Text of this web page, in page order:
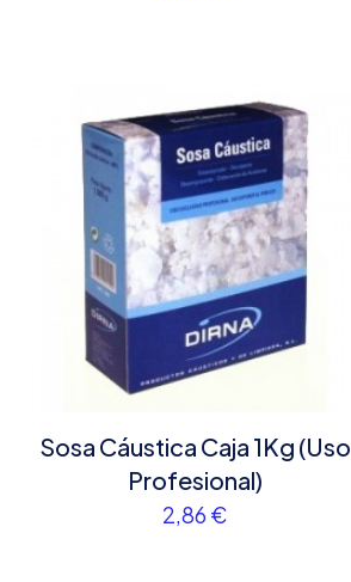
Sosa Cáustica Caja 1Kg (Uso
Profesional)
2,86 €